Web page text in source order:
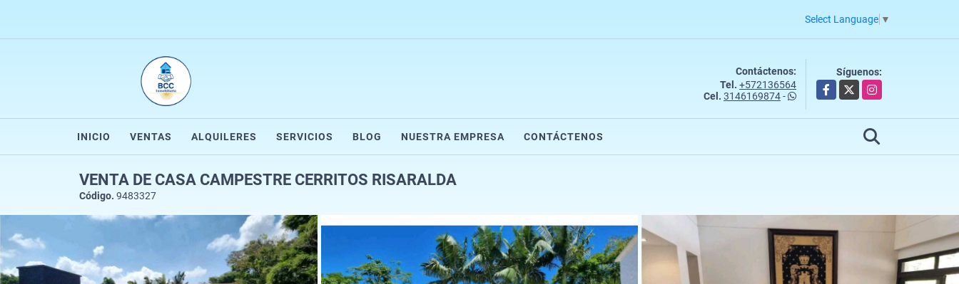
Select Language ▼
Contáctenos:
Tel. +572136564
Cel. 3146169874-
Síguenos:
Facebook
X Instagram
INICIO VENTAS ALQUILERES SERVICIOS BLOG NUESTRA EMPRESA CONTÁCTENOS
VENTA DE CASA CAMPESTRE CERRITOS RISARALDA
Código. 9483327